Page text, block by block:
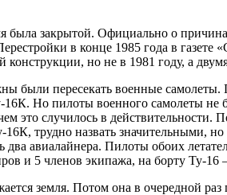
закрытой. Официально о причинах
в конце 1985 года в газете
конструкции, но не в 1981 году, а
пересекать военные самолеты.
Но пилоты военного самолеты
это случилось в действительности.
трудно назвать значительными,
авиалайнера. Пилоты обоих
и 5 членов экипажа, на борту Ту-
земля. Потом она в очередной раз